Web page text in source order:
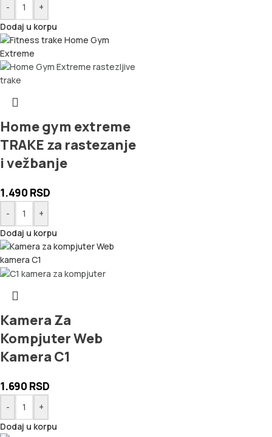
-
+
Dodaj u korpu
Home gym extreme
TRAKE za rastezanje
i vežbanje
1.490 RSD
-
+
Dodaj u korpu
Kamera Za
Kompjuter Web
Kamera C1
1.690 RSD
-
+
Dodaj u korpu